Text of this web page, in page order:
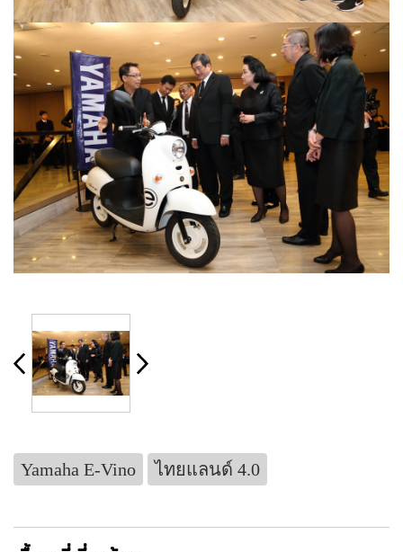
Yamaha E-Vino ไทยแลนด์ 4.0